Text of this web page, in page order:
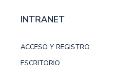
INTRANET
ACCESO Y REGISTRO
ESCRITORIO